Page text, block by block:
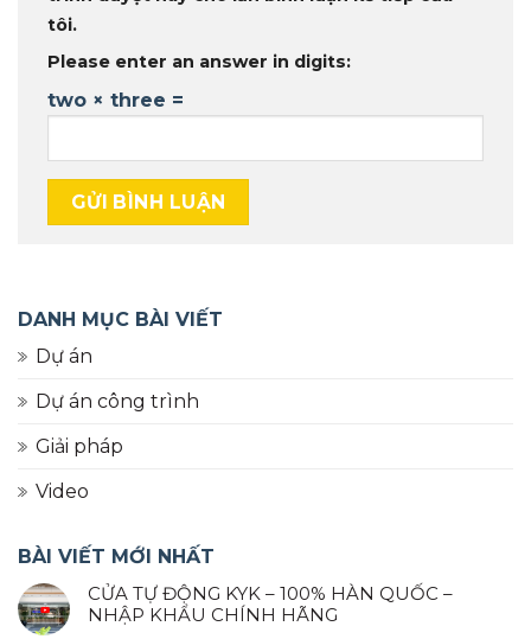
tôi.
Please enter an answer in digits:
two × three =
DANH MỤC BÀI VIẾT
Dự án
Dự án công trình
Giải pháp
Video
BÀI VIẾT MỚI NHẤT
CỬA TỰ ĐỘNG KYK – 100% HÀN QUỐC –
NHẬP KHẨU CHÍNH HÃNG